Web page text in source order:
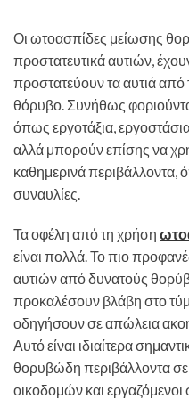
Οι ωτοασπίδες μείωσης
προστατευτικά αυτιών,
προστατεύουν τα αυτιά από
θόρυβο. Συνήθως
όπως εργοτάξια,
αλλά μπορούν επίσης να
καθημερινά περιβάλλοντα,
συναυλίες.
Τα οφέλη από τη χρήση
είναι πολλά. Το πιο
αυτιών από δυνατούς
προκαλέσουν βλάβη στο
οδηγήσουν σε απώλεια
Αυτό είναι ιδιαίτερα
θορυβώδη περιβάλλοντα
οικοδομών και εργαζόμενοι